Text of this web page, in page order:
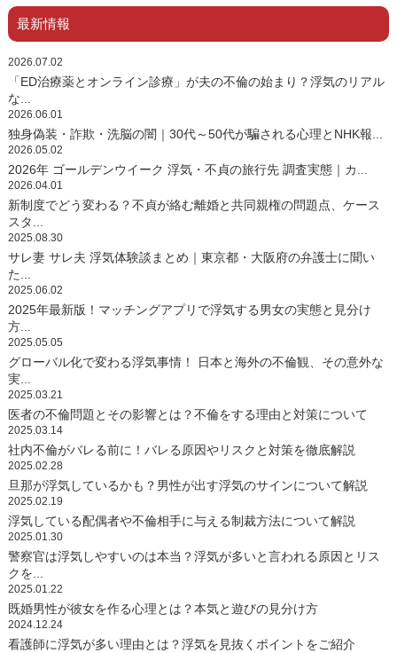
最新情報
2026.07.02
「ED治療薬とオンライン診療」が夫の不倫の始まり？浮気のリアル
な...
2026.06.01
独身偽装・詐欺・洗脳の闇｜30代～50代が騙される心理とNHK報...
2026.05.02
2026年 ゴールデンウイーク 浮気・不貞の旅行先 調査実態｜カ...
2026.04.01
新制度でどう変わる？不貞が絡む離婚と共同親権の問題点、ケース
スタ...
2025.08.30
サレ妻 サレ夫 浮気体験談まとめ｜東京都・大阪府の弁護士に聞い
た...
2025.06.02
2025年最新版！マッチングアプリで浮気する男女の実態と見分け
方...
2025.05.05
グローバル化で変わる浮気事情！ 日本と海外の不倫観、その意外な
実...
2025.03.21
医者の不倫問題とその影響とは？不倫をする理由と対策について
2025.03.14
社内不倫がバレる前に！バレる原因やリスクと対策を徹底解説
2025.02.28
旦那が浮気しているかも？男性が出す浮気のサインについて解説
2025.02.19
浮気している配偶者や不倫相手に与える制裁方法について解説
2025.01.30
警察官は浮気しやすいのは本当？浮気が多いと言われる原因とリス
クを...
2025.01.22
既婚男性が彼女を作る心理とは？本気と遊びの見分け方
2024.12.24
看護師に浮気が多い理由とは？浮気を見抜くポイントをご紹介